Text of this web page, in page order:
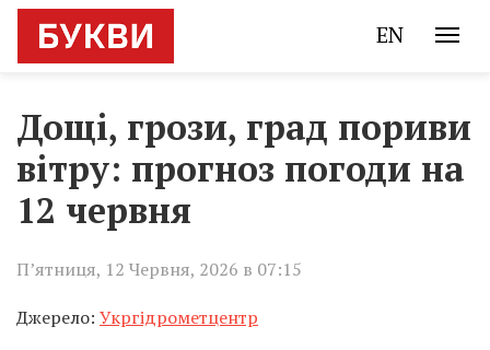
EN
Дощі, грози, град пориви
вітру: прогноз погоди на
12 червня
П’ятниця, 12 Червня, 2026 в 07:15
Джерело: Укргідрометцентр